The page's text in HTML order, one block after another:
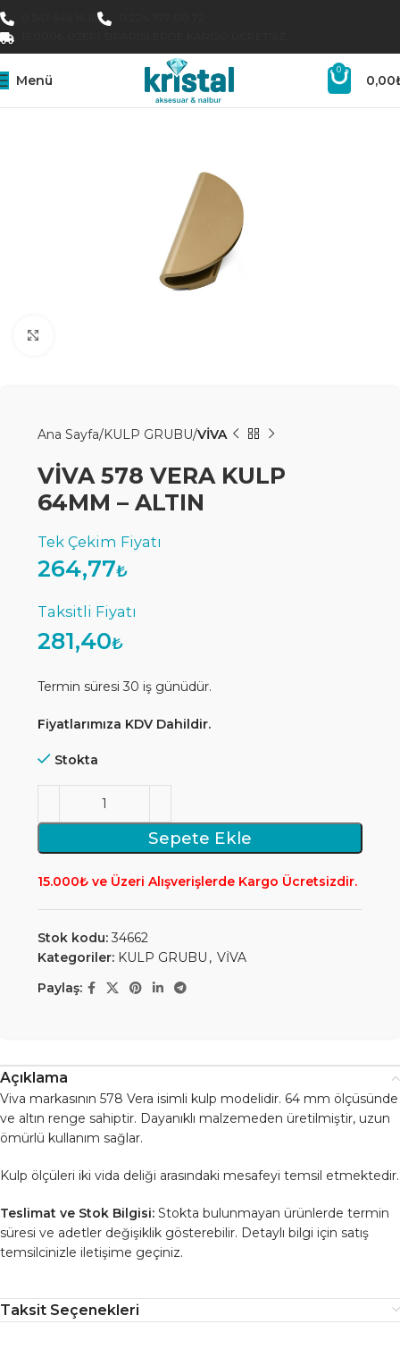
Menü
0
0,00
Ana Sayfa KULP GRUBU VİVA
VİVA 578 VERA KULP
64MM – ALTIN
264,77₺
281,40₺
Termin süresi 30 iş günüdür.
Fiyatlarımıza KDV Dahildir.
Stokta
Sepete Ekle
15.000₺ ve Üzeri Alışverişlerde Kargo Ücretsizdir.
Stok kodu:34662
Kategoriler: KULP GRUBU , VİVA
Paylaş:
Açıklama
Viva markasının 578 Vera isimli kulp modelidir. 64 mm ölçüsünde
ve altın renge sahiptir. Dayanıklı malzemeden üretilmiştir, uzun
ömürlü kullanım sağlar.
Kulp ölçüleri iki vida deliği arasındaki mesafeyi temsil etmektedir.
Teslimat ve Stok Bilgisi: Stokta bulunmayan ürünlerde termin
süresi ve adetler değişiklik gösterebilir. Detaylı bilgi için satış
temsilcinizle iletişime geçiniz.
Taksit Seçenekleri